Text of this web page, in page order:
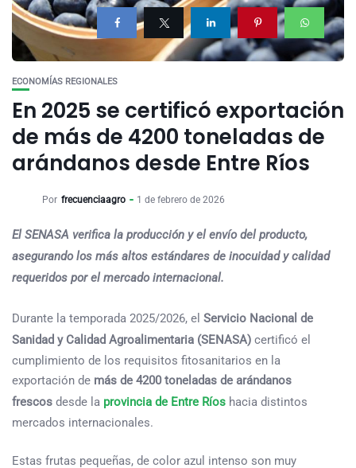
ECONOMÍAS REGIONALES
En 2025 se certificó exportación
de más de 4200 toneladas de
arándanos desde Entre Ríos
Por frecuenciaagro 1 de febrero de 2026
El SENASA verifica la producción y el envío del producto,
asegurando los más altos estándares de inocuidad y calidad
requeridos por el mercado internacional.
Durante la temporada 2025/2026, el Servicio Nacional de
Sanidad y Calidad Agroalimentaria (SENASA) certificó el
cumplimiento de los requisitos fitosanitarios en la
exportación de más de 4200 toneladas de arándanos
frescos desde la provincia de Entre Ríos hacia distintos
mercados internacionales.
Estas frutas pequeñas, de color azul intenso son muy